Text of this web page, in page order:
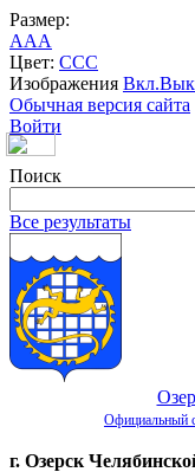
Размер:
AAA
Цвет: CCC
Изображения Вкл.
Обычная версия сайта
Войти
Поиск
Все результаты
Официальный
г. Озерск